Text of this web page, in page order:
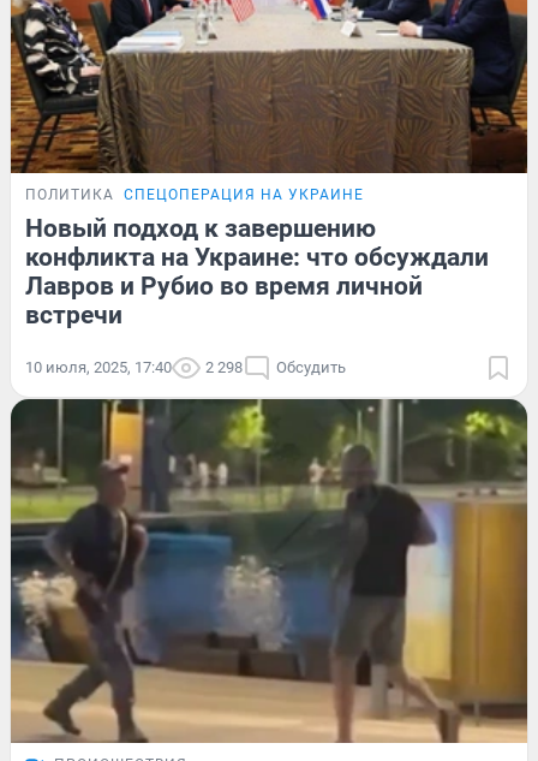
ПОЛИТИКА СПЕЦОПЕРАЦИЯ НА УКРАИНЕ
Новый подход к завершению
конфликта на Украине: что обсуждали
Лавров и Рубио во время личной
встречи
10 июля, 2025, 17:40 2 298 Обсудить